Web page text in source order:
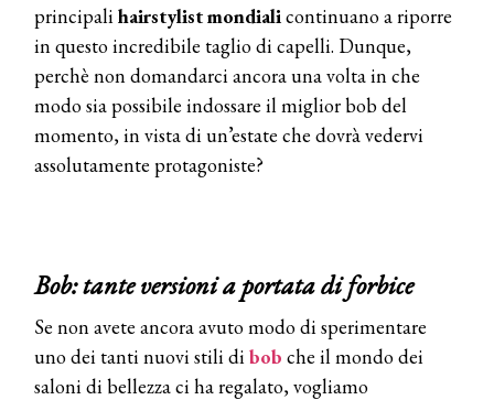
principalihairstylistmondialicontinuano a riporre
in questo incredibile taglio di capelli. Dunque,
perchè non domandarci ancora una volta in che
modo sia possibile indossare il miglior bob del
momento, in vista di un’estate che dovrà vedervi
assolutamente protagoniste?
Bob: tante versioni a portata di forbice
Se non avete ancora avuto modo di sperimentare
uno dei tanti nuovi stili dibob che il mondo dei
saloni di bellezza ci ha regalato, vogliamo